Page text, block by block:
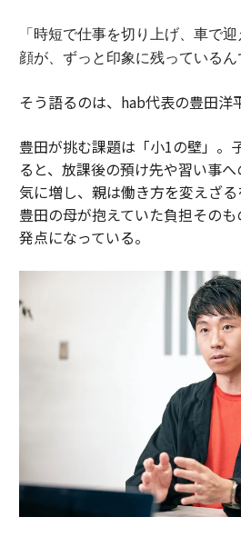
「時短で仕事を切り上げ、車で
顔が、ずっと印象に残っているん
そう語るのは、hab代表の豊田洋
豊田が挑む課題は「小1の壁」。
ると、放課後の預け先や習い事
気に増し、親は働き方を変えざ
豊田の母が抱えていた負担その
発点になっている。